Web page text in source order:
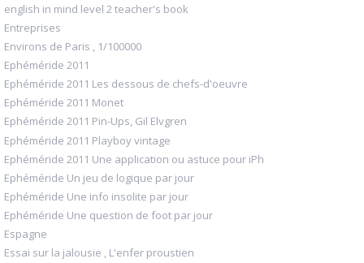
english in mind level 2 teacher's book
Entreprises
Environs de Paris , 1/100000
Ephéméride 2011
Ephéméride 2011 Les dessous de chefs-d'oeuvre
Ephéméride 2011 Monet
Ephéméride 2011 Pin-Ups, Gil Elvgren
Ephéméride 2011 Playboy vintage
Ephéméride 2011 Une application ou astuce pour iPh
Ephéméride Un jeu de logique par jour
Ephéméride Une info insolite par jour
Ephéméride Une question de foot par jour
Espagne
Essai sur la jalousie , L'enfer proustien